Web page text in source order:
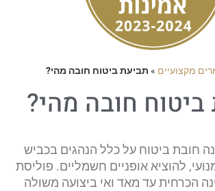
מקצועיים » תביעת ביטוח חובה מהי?
חובה מהי?
חובת ביטוח על כלל הנהגים בכביש
להוציא אופניים חשמליים. פוליסת
הכרחית עד מאד ואי ביצועה משולה